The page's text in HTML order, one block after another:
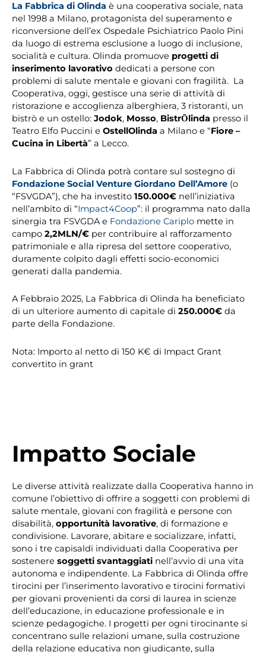
La Fabbrica di Olinda è una cooperativa sociale, nata
nel 1998 a Milano, protagonista del superamento e
riconversione dell’ex Ospedale Psichiatrico Paolo Pini
da luogo di estrema esclusione a luogo di inclusione,
socialità e cultura. Olinda promuove progetti di
inserimento lavorativo dedicati a persone con
problemi di salute mentale e giovani con fragilità. La
Cooperativa, oggi, gestisce una serie di attività di
ristorazione e accoglienza alberghiera, 3 ristoranti, un
bistrò e un ostello: Jodok, Mosso, BistrŌlinda presso il
Teatro Elfo Puccini e OstellOlinda a Milano e “Fiore –
Cucina in Libertà” a Lecco.
La Fabbrica di Olinda potrà contare sul sostegno di
Fondazione Social Venture Giordano Dell’Amore (o
“FSVGDA”), che ha investito 150.000€ nell’iniziativa
nell’ambito di “Impact4Coop”: il programma nato dalla
sinergia tra FSVGDA e Fondazione Cariplo mette in
campo 2,2MLN/€ per contribuire al rafforzamento
patrimoniale e alla ripresa del settore cooperativo,
duramente colpito dagli effetti socio-economici
generati dalla pandemia.
A Febbraio 2025, La Fabbrica di Olinda ha beneficiato
di un ulteriore aumento di capitale di 250.000€ da
parte della Fondazione.
Nota: Importo al netto di 150 K€ di Impact Grant
convertito in grant
Impatto Sociale
Le diverse attività realizzate dalla Cooperativa hanno in
comune l’obiettivo di offrire a soggetti con problemi di
salute mentale, giovani con fragilità e persone con
disabilità, opportunità lavorative, di formazione e
condivisione. Lavorare, abitare e socializzare, infatti,
sono i tre capisaldi individuati dalla Cooperativa per
sostenere soggetti svantaggiati nell’avvio di una vita
autonoma e indipendente. La Fabbrica di Olinda offre
tirocini per l’inserimento lavorativo e tirocini formativi
per giovani provenienti da corsi di laurea in scienze
dell’educazione, in educazione professionale e in
scienze pedagogiche. I progetti per ogni tirocinante si
concentrano sulle relazioni umane, sulla costruzione
della relazione educativa non giudicante, sulla